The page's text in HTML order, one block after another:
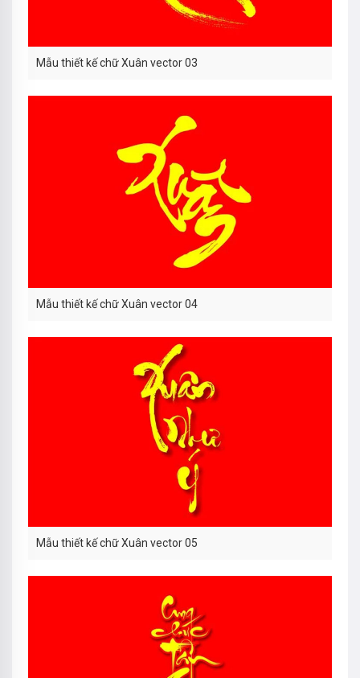
Mẫu thiết kế chữ Xuân vector 03
Mẫu thiết kế chữ Xuân vector 04
Mẫu thiết kế chữ Xuân vector 05